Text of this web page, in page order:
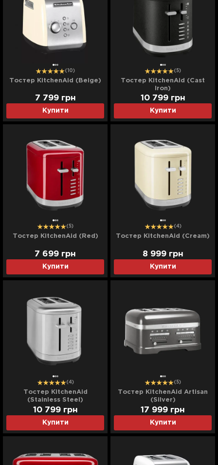
(10)
Тостер KitchenAid (Beige)
Купити
7 799 грн
(5)
Тостер KitchenAid (Cast
Iron)
Купити
10 799 грн
(5)
Тостер KitchenAid (Red)
Купити
7 699 грн
(4)
Тостер KitchenAid (Cream)
Купити
8 999 грн
(4)
Тостер KitchenAid
(Stainless Steel)
Купити
10 799 грн
(5)
Тостер KitchenAid Artisan
(Silver)
Купити
17 999 грн